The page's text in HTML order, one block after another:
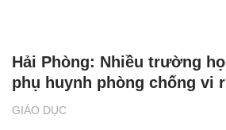
GIÁO DỤC
Hải Phòng: Nhiều trường
phụ huynh phòng chống vi